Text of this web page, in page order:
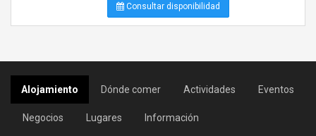
Consultar disponibilidad
Alojamiento Dónde comer Actividades Eventos
Negocios Lugares Información